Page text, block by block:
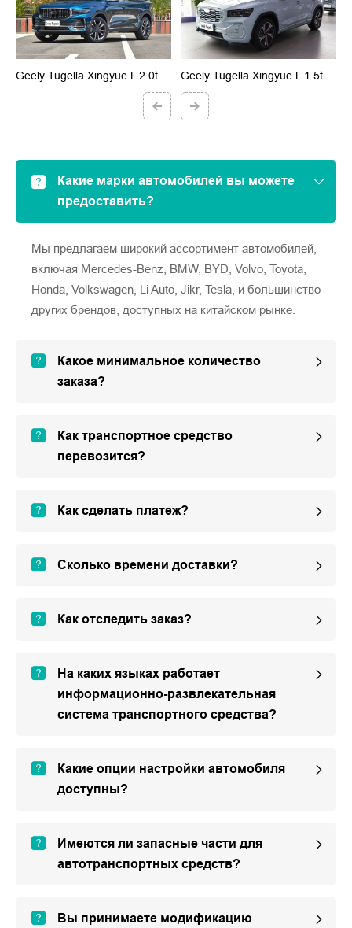
Geely Tugella Xingyue L 2.0td 2023 Geely Tugella Xingyue L 1.5t Erev Zhizhen Версии 2022
Какие марки автомобилей вы можете
предоставить?
Мы предлагаем широкий ассортимент автомобилей,
включая Mercedes-Benz, BMW, BYD, Volvo, Toyota,
Honda, Volkswagen, Li Auto, Jikr, Tesla, и большинство
других брендов, доступных на китайском рынке.
Какое минимальное количество
заказа?
Как транспортное средство
перевозится?
Как сделать платеж?
Сколько времени доставки?
Как отследить заказ?
На каких языках работает
информационно-развлекательная
система транспортного средства?
Какие опции настройки автомобиля
доступны?
Имеются ли запасные части для
автотранспортных средств?
Вы принимаете модификацию